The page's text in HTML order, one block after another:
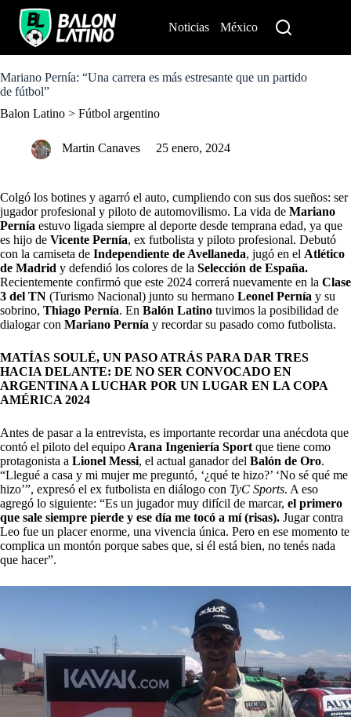
o
c
n
Noticias México
Mariano Pernía: “Una carrera es más estresante que un partido
de fútbol”
Balon Latino > Fútbol argentino
Martin Canaves 25 enero, 2024
Colgó los botines y agarró el auto, cumpliendo con sus dos sueños: ser
jugador profesional y piloto de automovilismo. La vida de Mariano
Pernía estuvo ligada siempre al deporte desde temprana edad, ya que
es hijo de Vicente Pernía, ex futbolista y piloto profesional. Debutó
con la camiseta de Independiente de Avellaneda, jugó en el Atlético
de Madrid y defendió los colores de la Selección de España.
Recientemente confirmó que este 2024 correrá nuevamente en la Clase
3 del TN (Turismo Nacional) junto su hermano Leonel Pernía y su
sobrino, Thiago Pernía. En Balón Latino tuvimos la posibilidad de
dialogar con Mariano Pernía y recordar su pasado como futbolista.
MATÍAS SOULÉ, UN PASO ATRÁS PARA DAR TRES
HACIA DELANTE: DE NO SER CONVOCADO EN
ARGENTINA A LUCHAR POR UN LUGAR EN LA COPA
AMÉRICA 2024
Antes de pasar a la entrevista, es importante recordar una anécdota que
contó el piloto del equipo Arana Ingeniería Sport que tiene como
protagonista a Lionel Messi, el actual ganador del Balón de Oro.
“Llegué a casa y mi mujer me preguntó, ‘¿qué te hizo?’ ‘No sé qué me
hizo’”, expresó el ex futbolista en diálogo con TyC Sports. A eso
agregó lo siguiente: “Es un jugador muy difícil de marcar, el primero
que sale siempre pierde y ese día me tocó a mí (risas). Jugar contra
Leo fue un placer enorme, una vivencia única. Pero en ese momento te
complica un montón porque sabes que, si él está bien, no tenés nada
que hacer”.